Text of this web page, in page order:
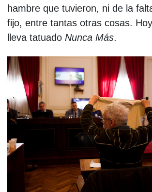
hambre que tuvieron, ni de la
fijo, entre tantas otras cosas.
lleva tatuado Nunca Más.